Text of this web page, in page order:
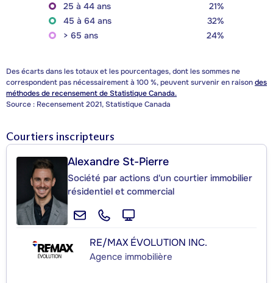
25 à 44 ans
21%
45 à 64 ans
32%
> 65 ans
24%
Des écarts dans les totaux et les pourcentages, dont les sommes ne
correspondent pas nécessairement à 100 %, peuvent survenir en raisondes
méthodes de recensement de Statistique Canada.
Source : Recensement 2021, Statistique Canada
Courtiers inscripteurs
Alexandre St-Pierre
Société par actions d'un courtier immobilier
résidentiel et commercial
RE/MAX ÉVOLUTION INC.
Agence immobilière